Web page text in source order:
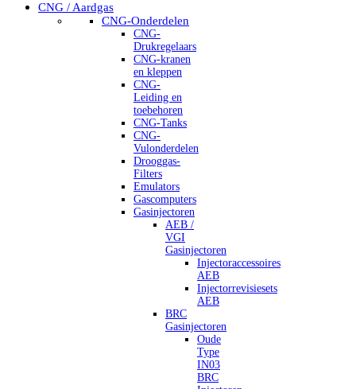
CNG / Aardgas
CNG-Onderdelen
CNG-
Drukregelaars
CNG-kranen
en kleppen
CNG-
Leiding en
toebehoren
CNG-Tanks
CNG-
Vulonderdelen
Drooggas-
Filters
Emulators
Gascomputers
Gasinjectoren
AEB /
VGI
Gasinjectoren
Injectoraccessoires
AEB
Injectorrevisiesets
AEB
BRC
Gasinjectoren
Oude
Type
IN03
BRC